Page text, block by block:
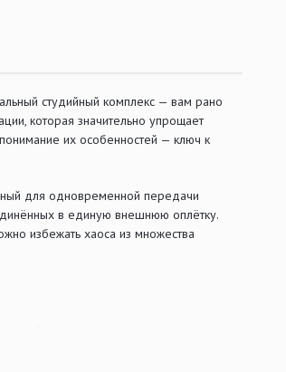
студийный комплекс — вам рано
которая значительно упрощает
их особенностей — ключ к
для одновременной передачи
в единую внешнюю оплётку.
избежать хаоса из множества